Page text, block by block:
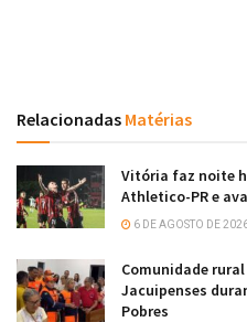
Relacionadas Matérias
Vitória faz noite
Athletico-PR e
6 DE AGOSTO DE
Comunidade
Jacuipenses
Pobres